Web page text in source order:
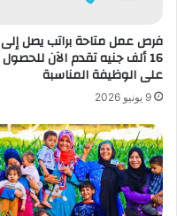
فرص عمل متاحة براتب يصل إلى
16 ألف جنيه تقدم الآن للحصول
على الوظيفة المناسبة
9 يونيو 2026